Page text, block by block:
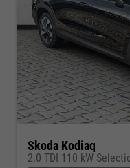
Skoda Kodiaq
2.0 TDI 110 kW